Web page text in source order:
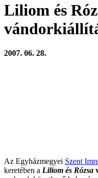
Liliom és
2007. 06. 28.
Az Egyházmegyei Szent
keretében a Liliom és Rózsa